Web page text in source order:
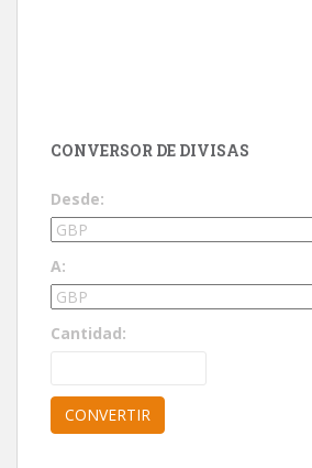
CONVERSOR DE DIVISAS
Desde:
A:
Cantidad: